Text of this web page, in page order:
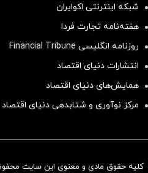
شبکه اینترنتی اکوایران
هفته‌نامه تجارت فردا
روزنامه انگلیسی Financial Tribune
انتشارات دنیای اقتصاد
همایش‌های دنیای اقتصاد
مرکز نوآوری و شتابدهی دنیای اقتصاد
کلیه حقوق مادی و معنوی این سایت محفوظ